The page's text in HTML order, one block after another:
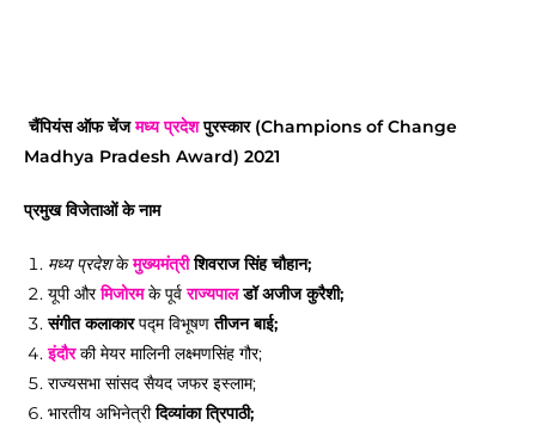
चैंपियंस ऑफ चेंजमध्य प्रदेशपुरस्कार (Champions of Change
Madhya Pradesh Award) 2021
प्रमुख विजेताओं के नाम
मध्य प्रदेशकेमुख्यमंत्री शिवराज सिंह चौहान;
यूपी औरमिजोरमके पूर्वराज्यपाल डॉ अजीज कुरैशी;
संगीत कलाकारपद्म विभूषणतीजन बाई;
इंदौरकी मेयर मालिनी लक्ष्मणसिंह गौर;
राज्यसभा सांसद सैयद जफर इस्लाम;
भारतीय अभिनेत्रीदिव्यांका त्रिपाठी;